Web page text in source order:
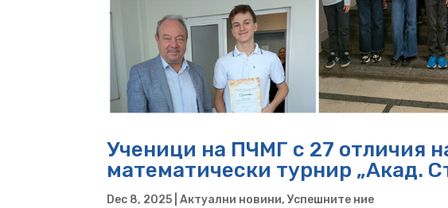
Ученици на ПЧМГ с 27 отличия
математически турнир „Акад.
Dec 8, 2025 |Актуални новини,Успешните ние